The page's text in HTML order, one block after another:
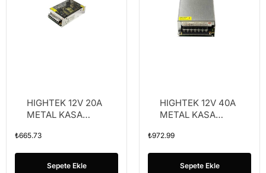
HIGHTEK 12V 20A
METAL KASA
₺665.73
Sepete Ekle
HIGHTEK 12V 40A
METAL KASA
₺972.99
Sepete Ekle